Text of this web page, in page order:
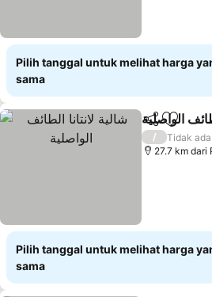
Pilih tanggal untuk melihat harga
sama
Bagikan
الواصلية
/
Tidak
27.7 km dari
Pilih tanggal untuk melihat harga
sama